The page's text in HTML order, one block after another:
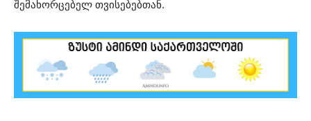
შემახორცებელ თვისებებთან.